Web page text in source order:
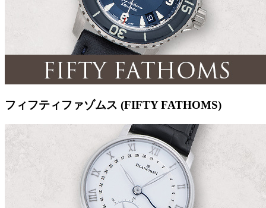
フィフティファゾムス (FIFTY FATHOMS)